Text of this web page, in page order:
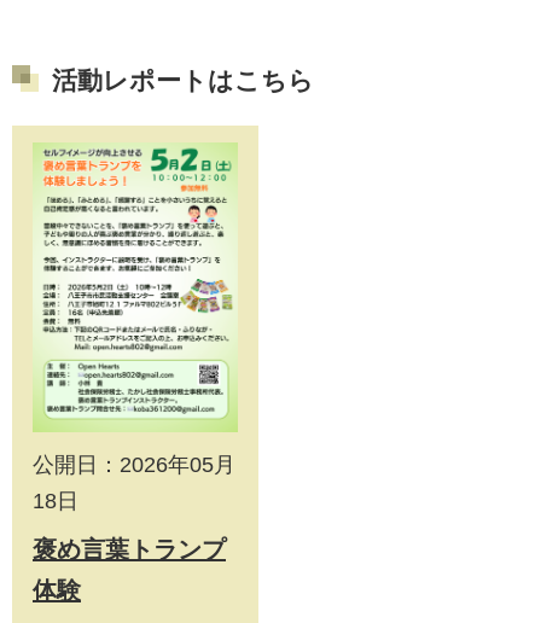
活動レポートはこちら
公開日：2026年05月
18日
褒め言葉トランプ
体験